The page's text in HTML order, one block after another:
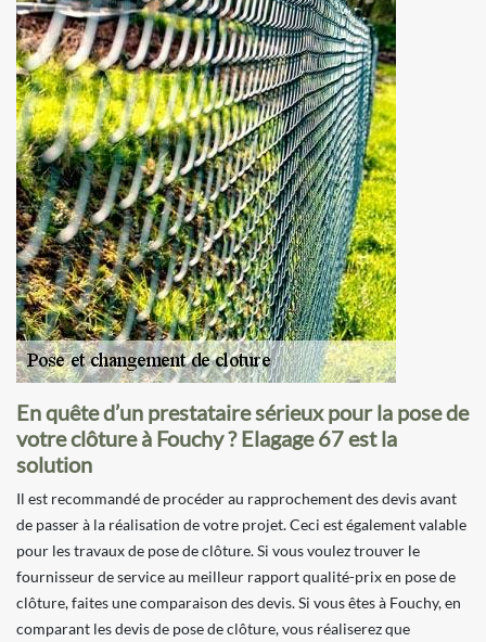
En quête d’un prestataire sérieux pour la pose de
votre clôture à Fouchy ? Elagage 67 est la
solution
Il est recommandé de procéder au rapprochement des devis avant
de passer à la réalisation de votre projet. Ceci est également valable
pour les travaux de pose de clôture. Si vous voulez trouver le
fournisseur de service au meilleur rapport qualité-prix en pose de
clôture, faites une comparaison des devis. Si vous êtes à Fouchy, en
comparant les devis de pose de clôture, vous réaliserez que